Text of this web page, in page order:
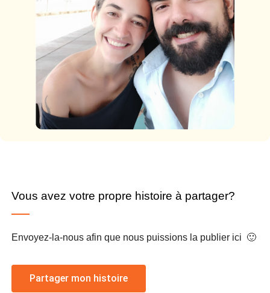
Vous avez votre propre histoire à partager?
Envoyez-la-nous afin que nous puissions la publier ici 🙂
Partager mon histoire